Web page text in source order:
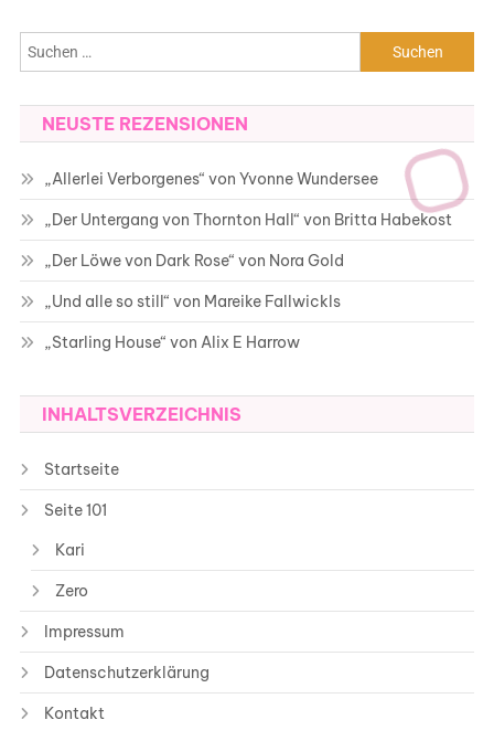
Suchen
nach:
NEUSTE REZENSIONEN
„Allerlei Verborgenes“ von Yvonne Wundersee
„Der Untergang von Thornton Hall“ von Britta Habekost
„Der Löwe von Dark Rose“ von Nora Gold
„Und alle so still“ von Mareike Fallwickls
„Starling House“ von Alix E Harrow
INHALTSVERZEICHNIS
Startseite
Seite 101
Kari
Zero
Impressum
Datenschutzerklärung
Kontakt